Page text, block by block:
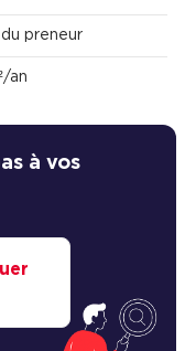
preneur
an
à vos